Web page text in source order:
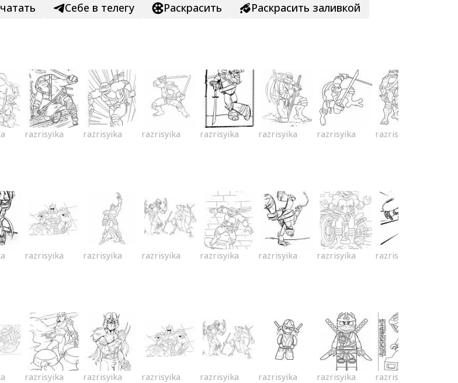
Себе в телегу Раскрасить Раскрасить заливкой
razrisyika razrisyika razrisyika razrisyika razrisyika razrisyika razrisyika
razrisyika razrisyika razrisyika razrisyika razrisyika razrisyika razrisyika
razrisyika razrisyika razrisyika razrisyika razrisyika razrisyika razrisyika